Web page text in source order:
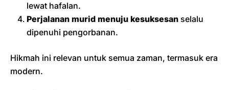
lewat hafalan.
Perjalanan murid menuju kesuksesan selalu
dipenuhi pengorbanan.
Hikmah ini relevan untuk semua zaman, termasuk era
modern.